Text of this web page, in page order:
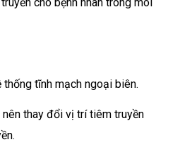
cho bệnh nhân trong môi
thống tĩnh mạch ngoại biên.
thay đổi vị trí tiêm truyền